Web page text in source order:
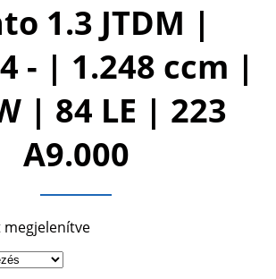
1.3 JTDM |
- | 1.248 ccm |
| 84 LE | 223
A9.000
megjelenítve